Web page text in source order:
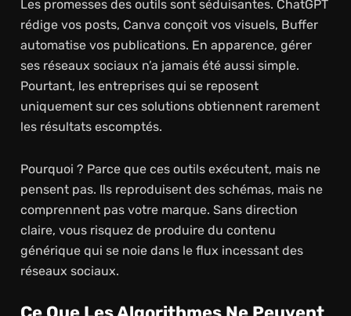
Les promesses des outils sont séduisantes. ChatGPT
rédige vos posts, Canva conçoit vos visuels, Buffer
automatise vos publications. En apparence, gérer
ses réseaux sociaux n’a jamais été aussi simple.
Pourtant, les entreprises qui se reposent
uniquement sur ces solutions obtiennent rarement
les résultats escomptés.
Pourquoi ? Parce que ces outils exécutent, mais ne
pensent pas. Ils reproduisent des schémas, mais ne
comprennent pas votre marque. Sans direction
claire, vous risquez de produire du contenu
générique qui se noie dans le flux incessant des
réseaux sociaux.